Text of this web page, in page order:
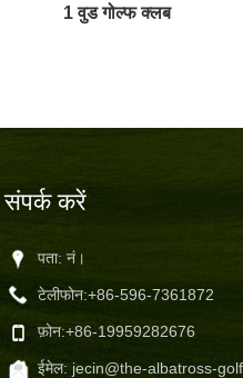
1 वुड गोल्फ क्लब
संपर्क करें
पता: नं।
टेलीफोन:+86-596-7361872
फ़ोन:+86-19959282676
ईमेल: jecin@the-albatross-